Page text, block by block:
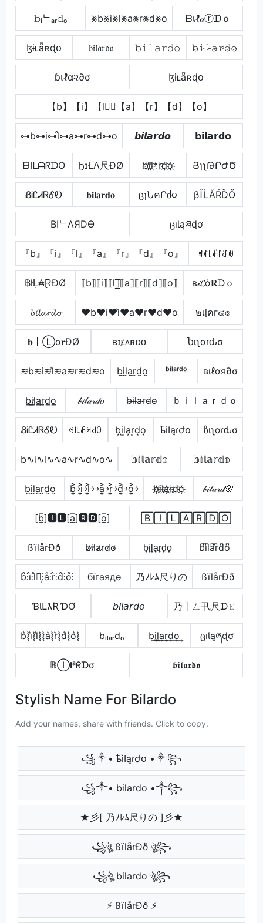
𝚋ᵢᄂₐᵣ𝚍ₒ ⨳b⨳i⨳l⨳a⨳r⨳d⨳o ᗷเℓ𝒶ⓡᗪｏ
ɮɨʟǟʀɖօ 𝔟𝔦𝔩𝔞𝔯𝔡𝔬 𝚋𝚒𝚕𝚊𝚛𝚍𝚘 𝚋̷𝚒̷𝚕̷̴𝚊̷𝚛̷𝚍̷𝚘̷
ɓเℓα૨∂σ ɮɨʟǟʀɖօ
【b】【i】【l】⃣【a】【r】【d】【o】
⊶b⊶i⊶l̊⊶a⊶r⊶d⊶o 𝙗𝙞𝙡𝙖𝙧𝙙𝙤 𝗯𝗶𝗹𝗮𝗿𝗱𝗼
ᗷIᒪᗩᖇᗪO ϦɪŁΛ尺ÐØ b҉i҉l҉*r҉d҉o҉ ՅɿʅԹՐԺԾ
ᏰᎥᏝᏗᏒᎴᎧ 𝐛𝐢𝐥𝐚𝐫𝐝𝐨 ცɿՆคՐძ૦ βĨĹĂŔĎŐ
BIᄂΛЯDӨ ცıƖąཞɖơ
『b』『i』『l』『a』『r』『d』『o』 ꃃꂑ꒒ꋫ꒓ꁕꆂ
฿łⱠ̼₳ⱤĐØ ⟦b⟧⟦i⟧⟦l⟧̲̅⟦a⟧⟦r⟧⟦d⟧⟦o⟧ в𝒾𝓛ά𝐑ᗪｏ
𝓫𝓲𝓵𝓪𝓻𝓭𝓸 ♥b♥i♥l͛♥a♥r♥d♥o ๒เɭคг๔๏
𝐛丨Ⓛα𝐫ĐØ ʙɪʟ̷ᴀʀᴅᴏ Ⴆιʅαɾԃσ
≋b≋i≋l͛≋a≋r≋d≋o b̼i̼l̼a̼r̼d̼o̼ ᵇⁱˡᵃʳᵈᵒ вιℓαя∂σ
b̲i̲l̷̲a̲r̲d̲o̲ 𝒷𝒾𝓁𝒶𝓇𝒹𝑜 b̴i̴l̴̶a̴r̴d̴o̴ ｂｉｌａｒｄｏ
ᏰᎥᏝᏗᏒᎴᎧ ꃳ꒐꒒ꋬꋪ꒯ꄲ b͙i͙l͙a͙r͙d͙o͙ ҍìӀąɾժօ ზιʅαɾԃσ
b∿i∿l∿∿a∿r∿d∿o∿ 𝕓𝕚𝕝𝕒𝕣𝕕𝕠 𝕓𝕚𝕝𝕒𝕣𝕕𝕠
b̺i̺l̺a̺r̺d̺o̺ b͎͍͐￫i͎͍͐￫l͎͍͐￫￫a͎͍͐￫r͎͍͐￫d͎͍͐￫o͎͍͐￫ b҉i҉l҉a҉r҉d҉o҉ 𝒷𝒾𝓁𝒶𝓇𝒹🌸
[b̲̅]🅸🅻[a̲̅]🆁🅳[o̲̅] 🄱🄸🄻🄰🅁🄳🄾
ßïlårÐð b̷i̷l̷a̷r̷d̷o̷ b̟i̟l̟a̟r̟d̟o̟ b͆i͆l͆a͆r͆d͆o͆
b̊⫶i̊⫶l̊⫶͎⫶å⫶r̊⫶d̊⫶o̊⫶ бїгаядѳ 乃ﾉﾚﾑ尺りの ßïlårÐð
ƁƖԼƛƦƊƠ 𝘣𝘪𝘭𝘢𝘳𝘥𝘰 乃丨ㄥ卂尺ᗪㄖ
b͛⦚i͛⦚l͛⦚⦚a͛⦚r͛⦚d͛⦚o͛⦚ bᵢₗₐᵣdₒ b͢i͢l̳͢a͢r͢d͢o͢ ცıƖąཞɖơ
𝔹Ⓘ𝐥ᵃᖇᗪσ 𝖇𝖎𝖑𝖆𝖗𝖉𝖔
Stylish Name For Bilardo
Add your names, share with friends. Click to copy.
꧁༒• ҍìӀąɾժօ •༒꧂
꧁༒• bilardo •༒꧂
★彡[ 乃ﾉﾚﾑ尺りの ]彡★
꧁ঔৣ ßïlårÐð ঔৣ꧂
꧁ঔৣ bilardo ঔৣ꧂
⚡ ßïlårÐð ⚡